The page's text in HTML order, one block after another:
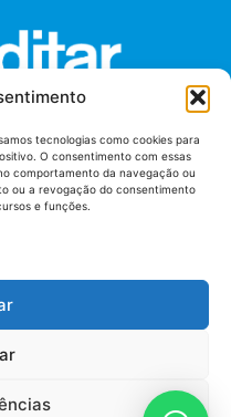
tecnologias como cookies para
O consentimento com essas
comportamento da navegação ou
ou a revogação do consentimento
e funções.
de Controle Externo -
(SAF/Sul), Qd. 04, Lt. 01
Subsolo, Sala S04